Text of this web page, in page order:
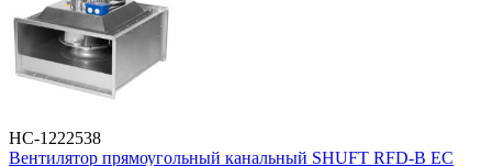
НС-1222538
Вентилятор прямоугольный канальный SHUFT RFD-B EC